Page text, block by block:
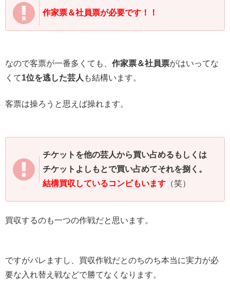
作家票＆社員票が必要です！！
なので客票が一番多くても、 作家票＆社員票がはいってな
くて1位を逃した芸人 も結構います。
客票は操ろうと思えば操れます。
チケットを他の芸人から買い占めるもしくは
チケットよしもとで買い占めてそれを捌く。
結構買収しているコンビもいます （笑）
買収するのも一つの作戦だと思います。
ですがバレますし、買収作戦だとのちのち本当に実力が必
要な入れ替え戦などで勝てなくなります。